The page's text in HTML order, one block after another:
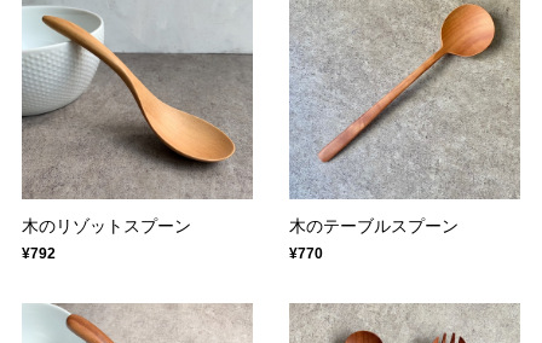
木のリゾットスプーン
¥792
木のテーブルスプーン
¥770